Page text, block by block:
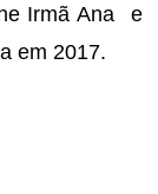
Irmã Ana e
em 2017.